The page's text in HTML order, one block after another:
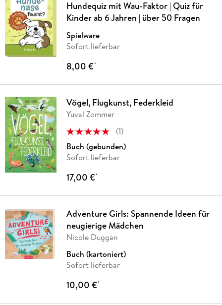
Hundequiz mit Wau-Faktor | Quiz für
Kinder ab 6 Jahren | über 50 Fragen
Spielware
Sofort lieferbar
8,00 €*
Vögel, Flugkunst, Federkleid
Yuval Zommer
(1)
Buch (gebunden)
Sofort lieferbar
17,00 €*
Adventure Girls: Spannende Ideen für
neugierige Mädchen
Nicole Duggan
Buch (kartoniert)
Sofort lieferbar
10,00 €*